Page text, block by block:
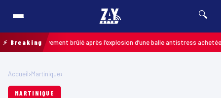
🔍
⚡ Breaking
grièvement brûlé après l’explosion d’une balle antistress achetée en
Accueil›Martinique›
MARTINIQUE